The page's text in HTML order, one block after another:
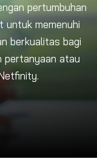
pertumbuhan
untuk memenuhi
berkualitas bagi
pertanyaan atau